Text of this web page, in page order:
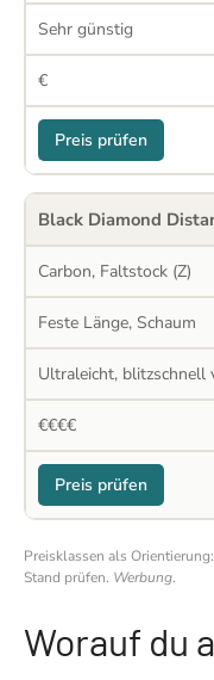
Sehr günstig
€
Preis prüfen
Black Diamond
Carbon, Faltstock (Z)
Feste Länge, Schaum
Ultraleicht, blitzschnell
€€€€
Preis prüfen
Preisklassen als
Stand prüfen. Werbung.
Worauf du